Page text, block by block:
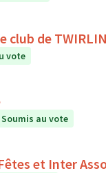
club de
vote
Soumis au vote
et Inter